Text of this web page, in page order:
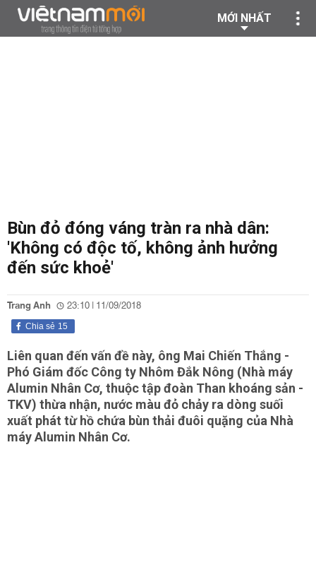
MỚI NHẤT
Bùn đỏ đóng váng tràn ra nhà dân:
'Không có độc tố, không ảnh hưởng
đến sức khoẻ'
Trang Anh 23:10 | 11/09/2018
15
Chia sẻ
Liên quan đến vấn đề này, ông Mai Chiến Thắng -
Phó Giám đốc Công ty Nhôm Đắk Nông (Nhà máy
Alumin Nhân Cơ, thuộc tập đoàn Than khoáng sản -
TKV) thừa nhận, nước màu đỏ chảy ra dòng suối
xuất phát từ hồ chứa bùn thải đuôi quặng của Nhà
máy Alumin Nhân Cơ.